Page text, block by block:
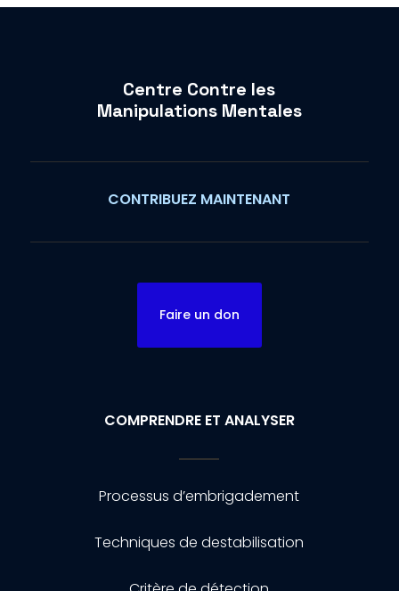
Centre Contre les
Manipulations Mentales
CONTRIBUEZ MAINTENANT
Faire un don
COMPRENDRE ET ANALYSER
Processus d’embrigadement
Techniques de destabilisation